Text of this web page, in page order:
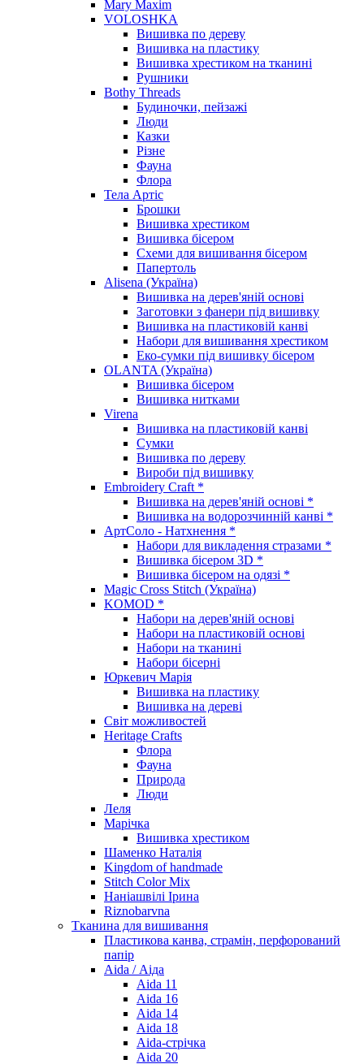
Mary Maxim
VOLOSHKA
Вишивка по дереву
Вишивка на пластику
Вишивка хрестиком на тканині
Рушники
Bothy Threads
Будиночки, пейзажі
Люди
Казки
Різне
Фауна
Флора
Тела Артіс
Брошки
Вишивка хрестиком
Вишивка бісером
Схеми для вишивання бісером
Папертоль
Alisena (Україна)
Вишивка на дерев'яній основі
Заготовки з фанери під вишивку
Вишивка на пластиковій канві
Набори для вишивання хрестиком
Еко-сумки під вишивку бісером
OLANTA (Україна)
Вишивка бісером
Вишивка нитками
Virena
Вишивка на пластиковій канві
Сумки
Вишивка по дереву
Вироби під вишивку
Embroidery Craft *
Вишивка на дерев'яній основі *
Вишивка на водорозчинній канві *
АртСоло - Натхнення *
Набори для викладення стразами *
Вишивка бісером 3D *
Вишивка бісером на одязі *
Magic Cross Stitch (Україна)
KOMOD *
Набори на дерев'яній основі
Набори на пластиковій основі
Набори на тканині
Набори бісерні
Юркевич Марія
Вишивка на пластику
Вишивка на дереві
Світ можливостей
Heritage Crafts
Флора
Фауна
Природа
Люди
Леля
Марічка
Вишивка хрестиком
Шаменко Наталія
Kingdom of handmade
Stitch Color Mix
Наніашвілі Ірина
Riznobarvna
Тканина для вишивання
Пластикова канва, страмін, перфорований
папір
Aida / Аіда
Aida 11
Aida 16
Aida 14
Aida 18
Aida-стрічка
Aida 20